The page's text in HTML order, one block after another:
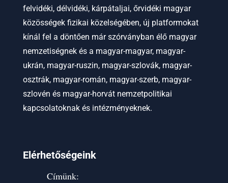
felvidéki, délvidéki, kárpátaljai, őrvidéki magyar
közösségek fizikai közelségében, új platformokat
kínál fel a döntően már szórványban élő magyar
nemzetiségnek és a magyar-magyar, magyar-
ukrán, magyar-ruszin, magyar-szlovák, magyar-
osztrák, magyar-román, magyar-szerb, magyar-
szlovén és magyar-horvát nemzetpolitikai
kapcsolatoknak és intézményeknek.
Elérhetőségeink
Címünk: